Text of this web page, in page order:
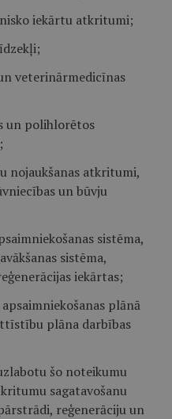
iekārtu atkritumi;
veterinārmedicīnas
un polihlorētos
nojaukšanas atkritumi,
un būvju
sistēma,
sistēma,
iekārtas;
plānā
plāna darbības
šo noteikumu
sagatavošanu
reģenerāciju un